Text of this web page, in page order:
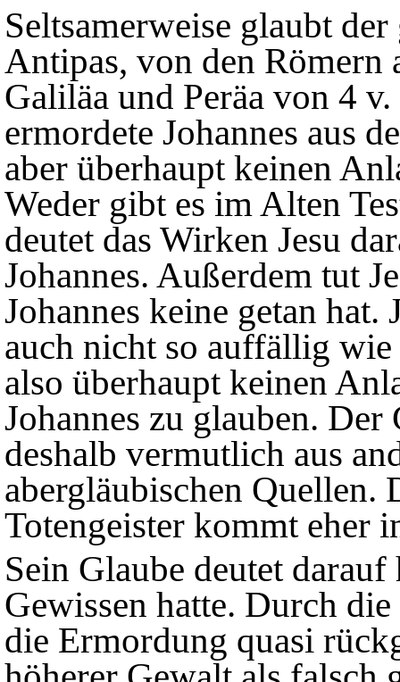
Seltsamerweise glaubt
Antipas, von den Römern
Galiläa und Peräa von 4
ermordete Johannes aus
aber überhaupt keinen
Weder gibt es im Alten
deutet das Wirken Jesu
Johannes. Außerdem tut
Johannes keine getan
auch nicht so auffällig wie
also überhaupt keinen
Johannes zu glauben. Der
deshalb vermutlich aus
abergläubischen Quellen.
Totengeister kommt eher
Sein Glaube deutet
Gewissen hatte. Durch
die Ermordung quasi